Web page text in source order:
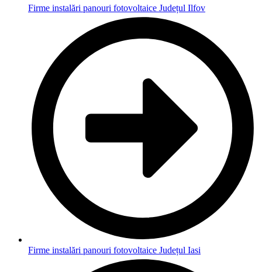
Firme instalări panouri fotovoltaice Județul Ilfov
Firme instalări panouri fotovoltaice Județul Iasi